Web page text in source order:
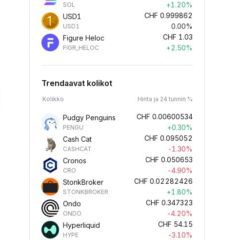
SOL
+1.20%
USD1
USD1
CHF 0.999862
0.00%
Figure Heloc
FIGR_HELOC
CHF 1.03
+2.50%
Trendaavat kolikot
Kolikko Hinta ja 24 tunnin %
Pudgy Penguins
PENGU
CHF 0.00600534
+0.30%
Cash Cat
CASHCAT
CHF 0.095052
-1.30%
Cronos
CRO
CHF 0.050653
-4.90%
StonkBroker
STONKBROKER
CHF 0.02282426
+1.80%
Ondo
ONDO
CHF 0.347323
-4.20%
Hyperliquid
HYPE
CHF 54.15
-3.10%